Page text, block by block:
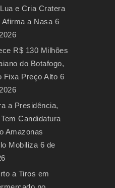
e Cria Cratera
a Nasa 6
R$ 130 Milhões
do Botafogo,
Fixa Preço Alto 6
a Presidência,
Candidatura
Amazonas
Mobiliza 6 de
a Tiros em